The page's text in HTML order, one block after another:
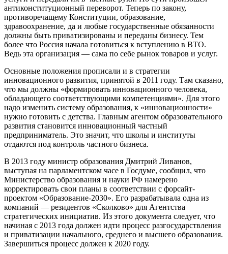
антиконституционный переворот. Теперь по закону,
противоречащему Конституции, образование,
здравоохранение, да и любые государственные обязанности
должны быть приватизированы и переданы бизнесу. Тем
более что Россия начала готовиться к вступлению в ВТО.
Ведь эта организация — сама по себе рынок товаров и услуг.
Основные положения прописали и в стратегии
инновационного развития, принятой в 2011 году. Там сказано,
что мы должны «формировать инновационного человека,
обладающего соответствующими компетенциями». Для этого
надо изменить систему образования, к «инновационности»
нужно готовить с детства. Главным агентом образовательного
развития становится инновационный частный
предприниматель. Это значит, что школы и институты
отдаются под контроль частного бизнеса.
В 2013 году министр образования Дмитрий Ливанов,
выступая на парламентском часе в Госдуме, сообщил, что
Министерство образования и науки РФ намерено
корректировать свои планы в соответствии с форсайт-
проектом «Образование-2030». Его разрабатывала одна из
компаний — резидентов «Сколково» для Агентства
стратегических инициатив. Из этого документа следует, что
начиная с 2013 года должен идти процесс разгосударствления
и приватизации начального, среднего и высшего образования.
Завершиться процесс должен к 2020 году.